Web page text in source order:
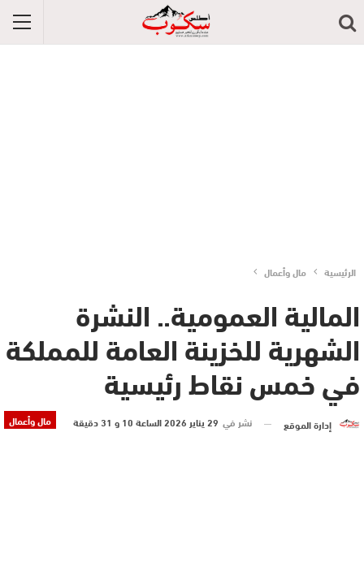
الرئيسية مال وأعمال
المالية العمومية.. النشرة
الشهرية للخزينة العامة للمملكة
في خمس نقاط رئيسية
مال وأعمال إدارة الموقع نشر في 29 يناير 2026 الساعة 10 و 31 دقيقة